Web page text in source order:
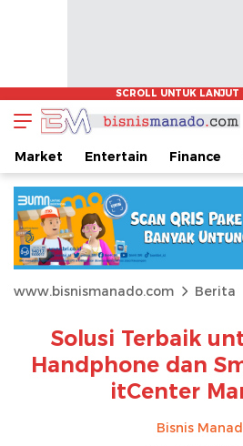
Market Entertain Finance
www.bisnismanado.com Berita
Solusi Terbaik
Handphone dan
itCenter
Bisnis